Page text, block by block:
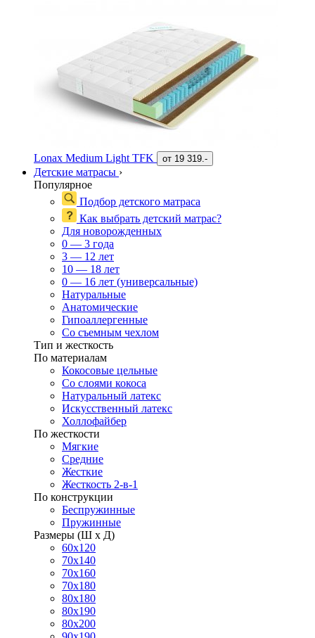
Lonax Medium Light TFK от 19 319.-
Детские матрасы ›
Популярное
Подбор детского матраса
Как выбрать детский матрас?
Для новорожденных
0 — 3 года
3 — 12 лет
10 — 18 лет
0 — 16 лет (универсальные)
Натуральные
Анатомические
Гипоаллергенные
Со съемным чехлом
Тип и жесткость
По материалам
Кокосовые цельные
Со слоями кокоса
Натуральный латекс
Искусственный латекс
Холлофайбер
По жесткости
Мягкие
Средние
Жесткие
Жесткость 2-в-1
По конструкции
Беспружинные
Пружинные
Размеры (Ш х Д)
60х120
70х140
70х160
70х180
80х180
80х190
80х200